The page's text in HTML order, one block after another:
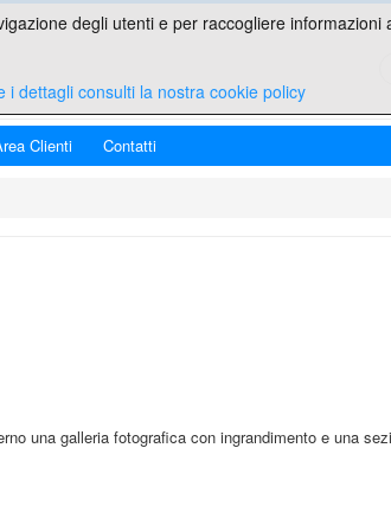
Clienti Contatti
una galleria fotografica con ingrandimento e una
degli utenti e per raccogliere informazioni
i dettagli consulti la nostra cookie policy